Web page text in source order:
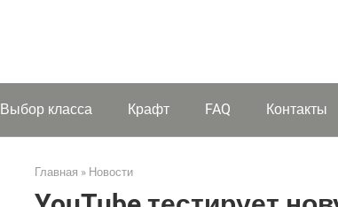
Выбор класса Крафт FAQ Контакты
Главная » Новости